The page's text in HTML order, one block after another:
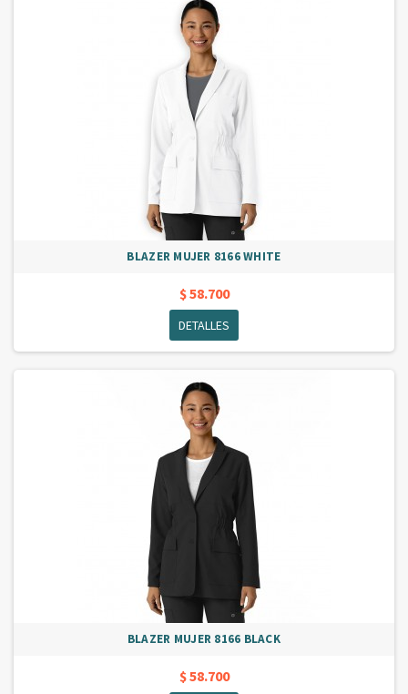
BLAZER MUJER 8166 WHITE
$ 58.700
DETALLES
BLAZER MUJER 8166 BLACK
$ 58.700